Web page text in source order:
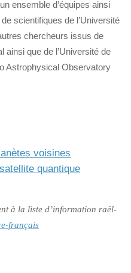
ensemble d’équipes ainsi
scientifiques de l’Université
chercheurs issus de
ainsi que de l’Université de
Astrophysical Observatory
voisines
quantique
à la liste d’information raël-
français